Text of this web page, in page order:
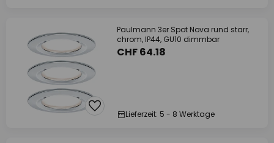
Paulmann 3er Spot Nova rund starr,
chrom, IP44, GU10 dimmbar
CHF 64.18
Lieferzeit: 5 - 8 Werktage